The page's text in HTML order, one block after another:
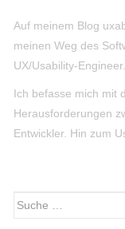
Auf meinem Blog
meinen Weg des
UX/Usability-Engineer.
Ich befasse mich mit
Herausforderungen
Entwickler. Hin zum
Suche